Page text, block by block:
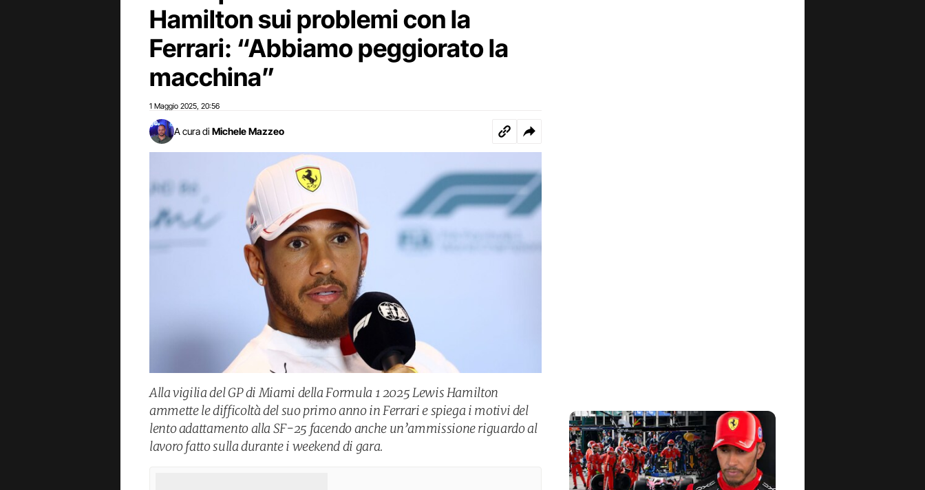
Hamilton sui problemi con la
Ferrari: “Abbiamo peggiorato la
macchina”
1 Maggio 2025 20:56
A cura di Michele Mazzeo
Alla vigilia del GP di Miami della Formula 1 2025 Lewis Hamilton
ammette le difficoltà del suo primo anno in Ferrari e spiega i motivi del
lento adattamento alla SF-25 facendo anche un’ammissione riguardo al
lavoro fatto sulla durante i weekend di gara.